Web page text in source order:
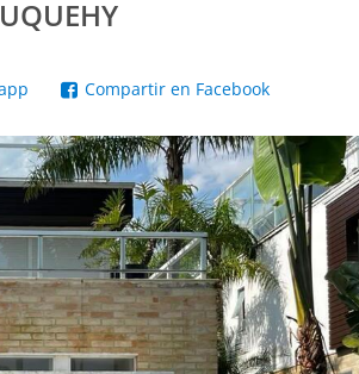
Compartir en Facebook